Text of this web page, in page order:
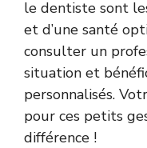
le dentiste sont
et d’une santé
consulter un
situation et
personnalisés.
pour ces petits
différence !